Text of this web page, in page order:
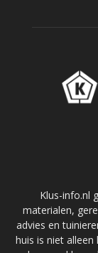
Klus-info.nl
materialen,
advies en
huis is niet